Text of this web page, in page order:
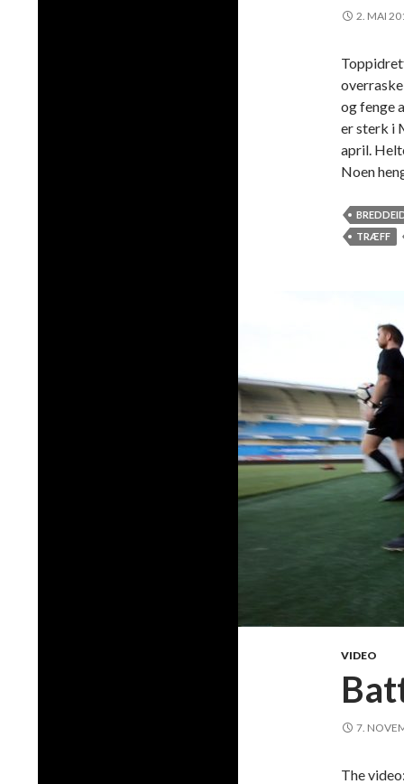
2. MAI
og fenge
er sterk i
april.
Noen
TRÆFF
VIDEO
7.
The